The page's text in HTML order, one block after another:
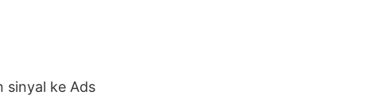
sinyal ke Ads